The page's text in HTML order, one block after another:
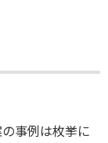
事例は枚挙に